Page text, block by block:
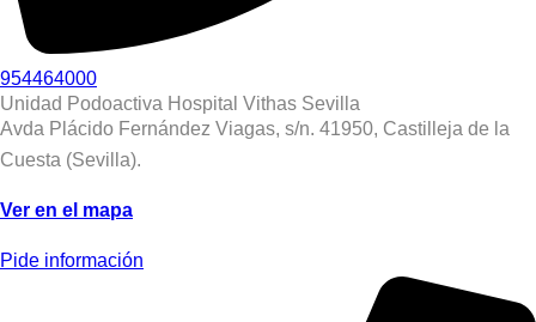
954464000
Unidad Podoactiva Hospital Vithas Sevilla
Avda Plácido Fernández Viagas, s/n. 41950, Castilleja de la
Cuesta (Sevilla).
Ver en el mapa
Pide información